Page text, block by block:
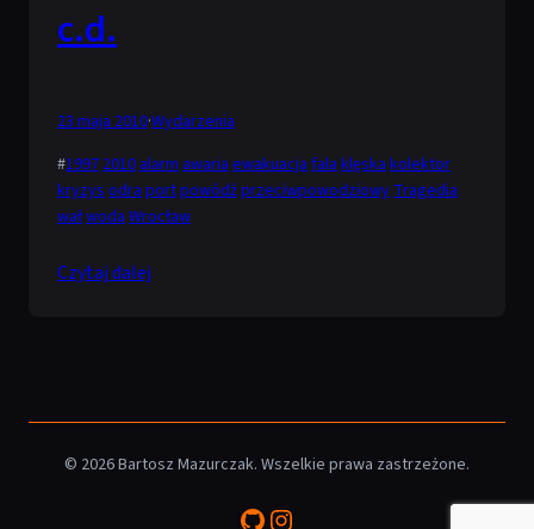
c.d.
23 maja 2010·Wydarzenia
#19972010alarmawariaewakuacjafalaklęskakolektor
kryzysodraportpowódźprzeciwpowodziowyTragedia
wałwodaWrocław
Czytaj dalej
© 2026 Bartosz Mazurczak. Wszelkie prawa zastrzeżone.
GitHubInstagram